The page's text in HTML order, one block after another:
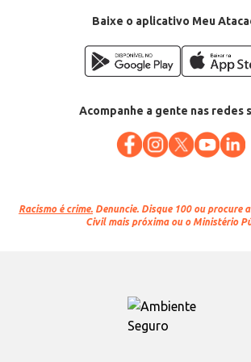
Baixe o aplicativo Meu
Acompanhe a gente nas redes
Racismo é crime. Denuncie. Disque 100 ou procure
Civil mais próxima ou o Ministério